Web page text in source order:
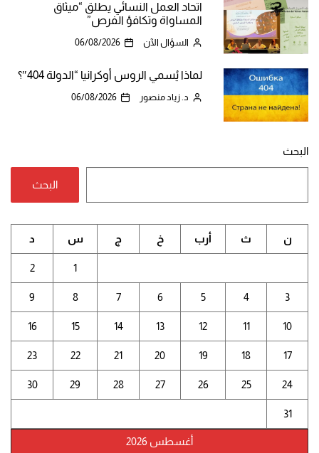
اتحاد العمل النسائي يطلق “ميثاق
المساواة وتكافؤ الفرص”
السؤال الآن 06/08/2026
لماذا يُسمي الروس أوكرانيا “الدولة 404″؟
د. زياد منصور 06/08/2026
البحث
البحث
أغسطس 2026
ن ث أرب خ ج س د
1
2
3
4
5
6
7
8
9
10
11
12
13
14
15
16
17
18
19
20
21
22
23
24
25
26
27
28
29
30
31